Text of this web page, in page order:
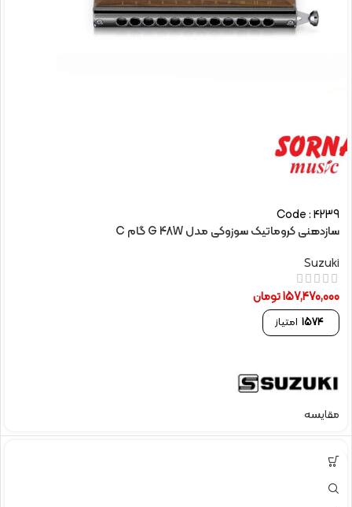
Code : 4239
سازدهنی کروماتیک سوزوکی مدل G 48W گام C
Suzuki
157,470,000تومان
1574 امتیاز
مقایسه